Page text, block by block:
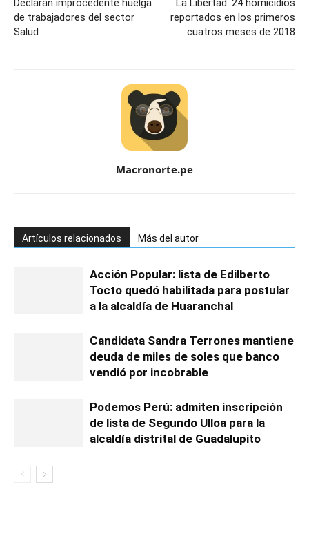
Declaran improcedente huelga
de trabajadores del sector
Salud
La Libertad: 24 homicidios
reportados en los primeros
cuatros meses de 2018
Macronorte.pe
Artículos relacionados Más del autor
Acción Popular: lista de Edilberto
Tocto quedó habilitada para postular
a la alcaldía de Huaranchal
Candidata Sandra Terrones mantiene
deuda de miles de soles que banco
vendió por incobrable
Podemos Perú: admiten inscripción
de lista de Segundo Ulloa para la
alcaldía distrital de Guadalupito